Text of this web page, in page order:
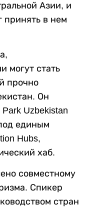
Азии, и
принять в нем
могут стать
прочно
Он
Uzbekistan
единым
Hubs,
хаб.
совместному
Спикер
стран